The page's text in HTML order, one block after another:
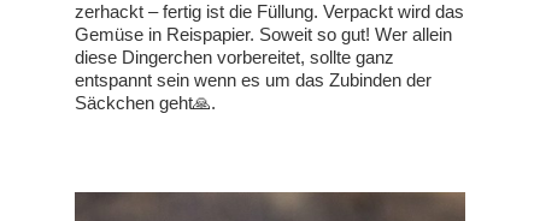
zerhackt – fertig ist die Füllung. Verpackt wird das
Gemüse in Reispapier. Soweit so gut! Wer allein
diese Dingerchen vorbereitet, sollte ganz
entspannt sein wenn es um das Zubinden der
Säckchen geht🙏.